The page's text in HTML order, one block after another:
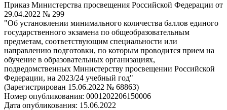
Приказ Министерства просвещения Российской Федерации от
29.04.2022 № 299
"Об установлении минимального количества баллов единого
государственного экзамена по общеобразовательным
предметам, соответствующим специальности или
направлению подготовки, по которым проводится прием на
обучение в образовательных организациях,
подведомственных Министерству просвещении Российской
Федерации, на 2023/24 учебный год"
(Зарегистрирован 15.06.2022 № 68863)
Номер опубликования: 0001202206150006
Дата опубликования: 15.06.2022